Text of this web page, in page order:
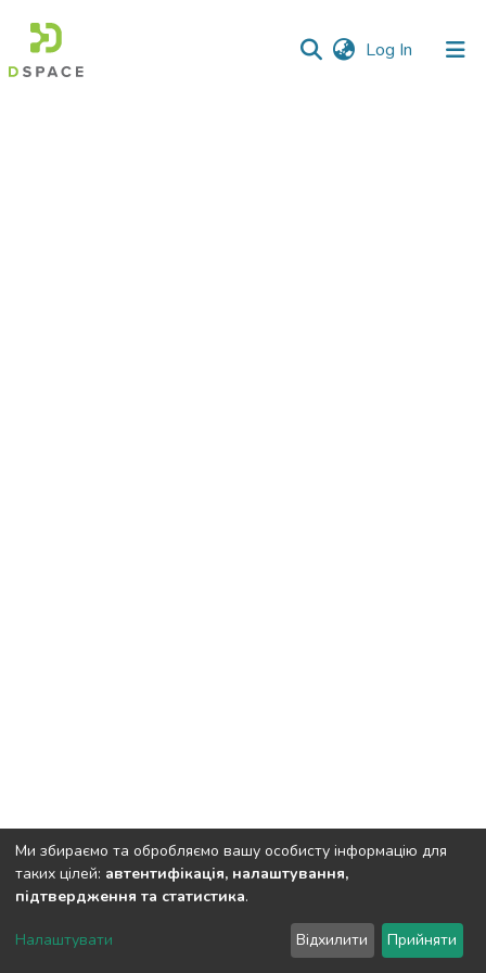
Log In (current)
DSpace software copyright © 2002-2026 LYRASIS
Send Feedback
Ми збираємо та обробляємо вашу особисту інформацію для
таких цілей: автентифікація, налаштування,
підтвердження та статистика.
Налаштувати Відхилити Прийняти